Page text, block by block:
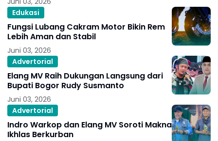
Edukasi
Fungsi Lubang Cakram Motor Bikin Rem
Lebih Aman dan Stabil
Juni 03, 2026
Advertorial
Elang MV Raih Dukungan Langsung dari
Bupati Bogor Rudy Susmanto
Juni 03, 2026
Advertorial
Indro Warkop dan Elang MV Soroti Makna
Ikhlas Berkurban